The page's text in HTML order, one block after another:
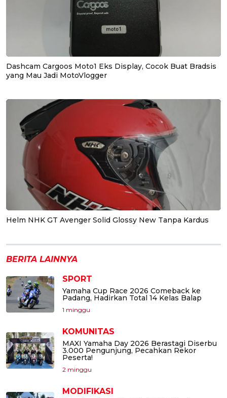
Dashcam Cargoos Moto1 Eks Display, Cocok Buat Bradsis
yang Mau Jadi MotoVlogger
Helm NHK GT Avenger Solid Glossy New Tanpa Kardus
BERITA LAINNYA
SPORT
Yamaha Cup Race 2026 Comeback ke
Padang, Hadirkan Total 14 Kelas Balap
1 minggu
KOMUNITAS
MAXI Yamaha Day 2026 Berastagi Diserbu
3.000 Pengunjung, Pecahkan Rekor
Peserta!
2 minggu
MODIFIKASI